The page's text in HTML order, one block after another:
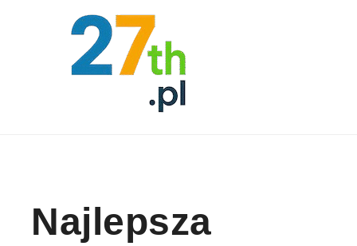
Najlepsza